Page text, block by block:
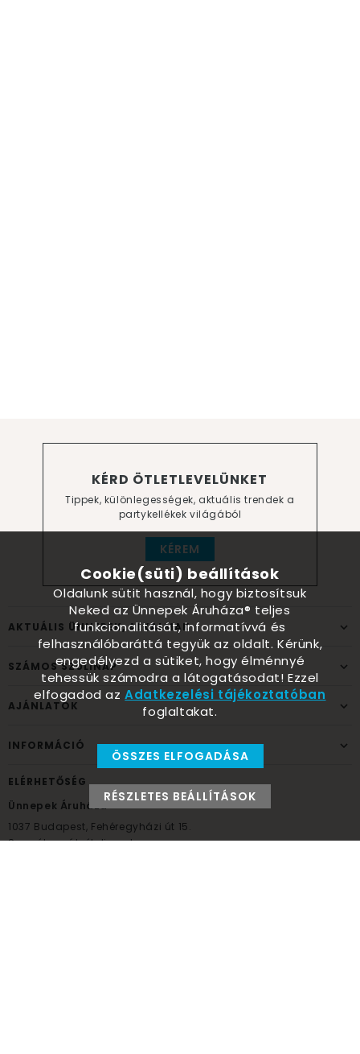
KÉRD ÖTLETLEVELÜNKET
Tippek, különlegességek, aktuális trendek a
partykellékek világából
KÉREM
AKTUÁLIS ÜNNEPEK, ALKALMAK
SZÁMOS SZÜLINAP
AJÁNLATOK
INFORMÁCIÓ
ELÉRHETŐSÉG
Ünnepek Áruháza
1037 Budapest, Fehéregyházi út 15.
Személyes átvételi pont
Cookie(süti) beállítások
Oldalunk sütit használ, hogy biztosítsuk
Neked az Ünnepek Áruháza® teljes
funkcionalitását, informatívvá és
felhasználóbaráttá tegyük az oldalt. Kérünk,
engedélyezd a sütiket, hogy élménnyé
tehessük számodra a látogatásodat! Ezzel
elfogadod azAdatkezelési tájékoztatóban
foglaltakat.
ÖSSZES ELFOGADÁSA
RÉSZLETES BEÁLLÍTÁSOK